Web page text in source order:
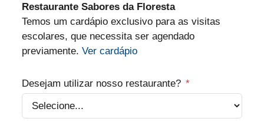
Restaurante Sabores da Floresta
Temos um cardápio exclusivo para as visitas
escolares, que necessita ser agendado
previamente.Ver cardápio
Desejam utilizar nosso restaurante? *